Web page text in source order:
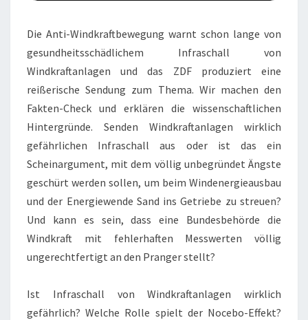
Die Anti-Windkraftbewegung warnt schon lange von
gesundheitsschädlichem Infraschall von
Windkraftanlagen und das ZDF produziert eine
reißerische Sendung zum Thema. Wir machen den
Fakten-Check und erklären die wissenschaftlichen
Hintergründe. Senden Windkraftanlagen wirklich
gefährlichen Infraschall aus oder ist das ein
Scheinargument, mit dem völlig unbegründet Ängste
geschürt werden sollen, um beim Windenergieausbau
und der Energiewende Sand ins Getriebe zu streuen?
Und kann es sein, dass eine Bundesbehörde die
Windkraft mit fehlerhaften Messwerten völlig
ungerechtfertigt an den Pranger stellt?
Ist Infraschall von Windkraftanlagen wirklich
gefährlich? Welche Rolle spielt der Nocebo-Effekt?